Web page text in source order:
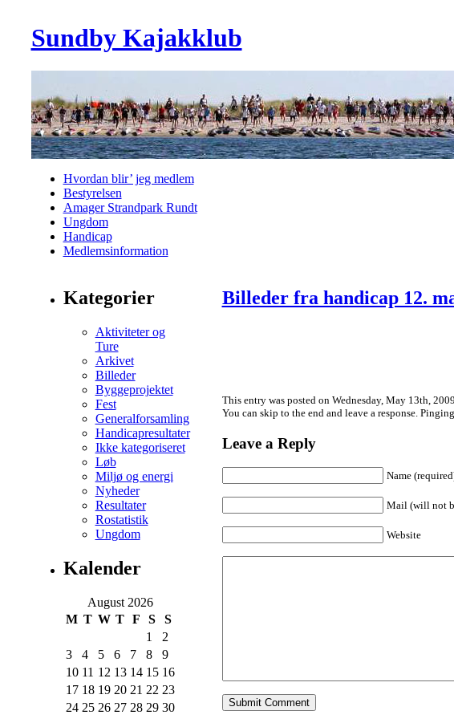
Sundby Kajakklub
Hvordan blir’ jeg medlem
Bestyrelsen
Amager Strandpark Rundt
Ungdom
Handicap
Medlemsinformation
Kategorier
Aktiviteter og
Ture
Arkivet
Billeder
Byggeprojektet
Fest
Generalforsamling
Handicapresultater
Ikke kategoriseret
Løb
Miljø og energi
Nyheder
Resultater
Rostatistik
Ungdom
Kalender
August 2026
M T W T F S
S
1
2
3
4 5 6 7 8
9
10 11 12 13 14 15 16
17 18 19 20 21 22 23
24 25 26 27 28 29 30
Billeder fra handicap 12.
This entry was posted on Wednesday, May 13th,
You can skip to the end and leave a response.
Leave a Reply
Name
Mail (will not
Website